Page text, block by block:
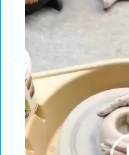
Βίντεο